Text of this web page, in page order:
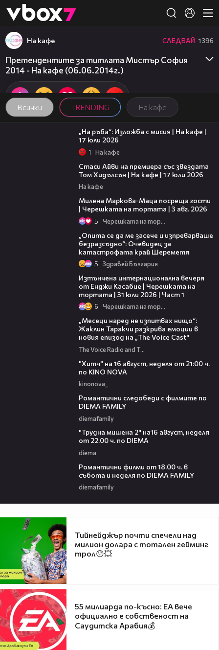
👾
Всички TRENDING На кафе
На кафе СЛЕДВАЙ 1396
Претендентите за титлата Мистър София
2014 - На кафе (06.06.2014г.)
09:09
„На ръба“: Изложба с мисия | На кафе |
17 юли 2026
1 На кафе
Стаси Айви на премиера със звездата
Том Хидълсън | На кафе | 17 юли 2026
На кафе
Милена Маркова-Маца посреща гости
| Черешката на тортата | 3 авг. 2026
5 Черешката на тортата
„Опита се да ме засече и изпреварваше
безразсъдно“: Очевидец за
катастрофата край Шереметя
5 Здравей България
Изтънчена интернационална вечеря
от Енджи Касабие | Черешката на
тортата | 31 юли 2026 | Част 1
6 Черешката на тортата
„Месеци наред не изпитвах нищо“:
Жаклин Таракчи разкрива емоции в
новия епизод на „The Voice Cast“
The Voice Radio and TV Bulgaria
"Хитч" на 16 август, неделя от 21:00 ч.
по KINO NOVA
kinonova_
Романтични следобеди с филмите по
DIEMA FAMILY
diemafamily
"Трудна мишена 2" на16 август, неделя
от 22.00 ч. по DIEMA
diema
Романтични филми от 18.00 ч. в
събота и неделя по DIEMA FAMILY
diemafamily
Тийнейджър почти спечели над
милион долара с тотален гейминг
трол😯💥
55 милиарда по-късно: EA вече
официално е собственост на
Саудитска Арабия💰